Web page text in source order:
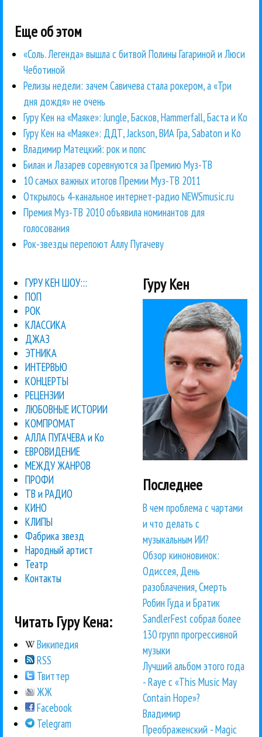
Еще об этом
«Соль. Легенда» вышла с битвой Полины Гагариной и Люси
Чеботиной
Релизы недели: зачем Савичева стала рокером, а «Три
дня дождя» не очень
Гуру Кен на «Маяке»: Jungle, Басков, Hammerfall, Баста и Ко
Гуру Кен на «Маяке»: ДДТ, Jackson, ВИА Гра, Sabaton и Ко
Владимир Матецкий: рок и попс
Билан и Лазарев соревнуются за Премию Муз-ТВ
10 самых важных итогов Премии Муз-ТВ 2011
Открылось 4-канальное интернет-радио NEWSmusic.ru
Премия Муз-ТВ 2010 объявила номинантов для
голосования
Рок-звезды перепоют Аллу Пугачеву
ГУРУ КЕН ШОУ:::
ПОП
РОК
КЛАССИКА
ДЖАЗ
ЭТНИКА
ИНТЕРВЬЮ
КОНЦЕРТЫ
РЕЦЕНЗИИ
ЛЮБОВНЫЕ ИСТОРИИ
КОМПРОМАТ
АЛЛА ПУГАЧЕВА и Ко
ЕВРОВИДЕНИЕ
МЕЖДУ ЖАНРОВ
ПРОФИ
ТВ и РАДИО
КИНО
КЛИПЫ
Фабрика звезд
Народный артист
Театр
Контакты
Читать Гуру Кена:
Википедия
RSS
Твиттер
ЖЖ
Facebook
Telegram
Гуру Кен
Последнее
В чем проблема с чартами
и что делать с
музыкальным ИИ?
Обзор киноновинок:
Одиссея, День
разоблачения, Смерть
Робин Гуда и Братик
SandlerFest собрал более
130 групп прогрессивной
музыки
Лучший альбом этого года
- Raye с «This Music May
Contain Hope»?
Владимир
Преображенский - Magic